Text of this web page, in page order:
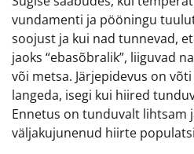
vundamenti ja pööningu
soojust ja kui nad tunnevad,
jaoks “ebasõbralik”, liiguvad
või metsa. Järjepidevus on
langeda, isegi kui hiired
Ennetus on tunduvalt lihtsam
väljakujunenud hiirte